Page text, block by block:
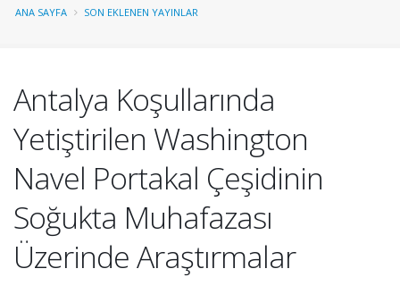
ANA SAYFA SON EKLENEN YAYINLAR
Antalya Koşullarında
Yetiştirilen Washington
Navel Portakal Çeşidinin
Soğukta Muhafazası
Üzerinde Araştırmalar